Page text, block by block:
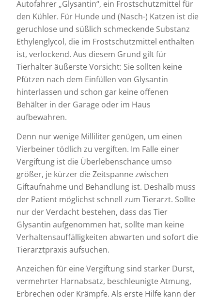
Autofahrer „Glysantin“, ein Frostschutzmittel für
den Kühler. Für Hunde und (Nasch-) Katzen ist die
geruchlose und süßlich schmeckende Substanz
Ethylenglycol, die im Frostschutzmittel enthalten
ist, verlockend. Aus diesem Grund gilt für
Tierhalter äußerste Vorsicht: Sie sollten keine
Pfützen nach dem Einfüllen von Glysantin
hinterlassen und schon gar keine offenen
Behälter in der Garage oder im Haus
aufbewahren.
Denn nur wenige Milliliter genügen, um einen
Vierbeiner tödlich zu vergiften. Im Falle einer
Vergiftung ist die Überlebenschance umso
größer, je kürzer die Zeitspanne zwischen
Giftaufnahme und Behandlung ist. Deshalb muss
der Patient möglichst schnell zum Tierarzt. Sollte
nur der Verdacht bestehen, dass das Tier
Glysantin aufgenommen hat, sollte man keine
Verhaltensauffälligkeiten abwarten und sofort die
Tierarztpraxis aufsuchen.
Anzeichen für eine Vergiftung sind starker Durst,
vermehrter Harnabsatz, beschleunigte Atmung,
Erbrechen oder Krämpfe. Als erste Hilfe kann der